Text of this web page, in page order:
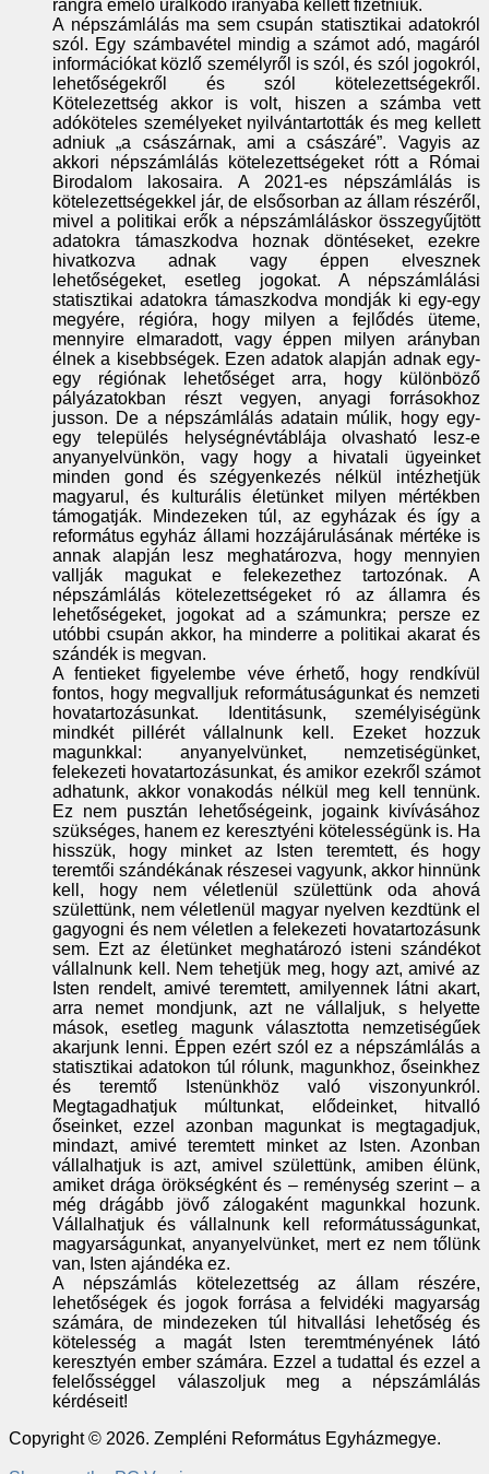
rangra emelő uralkodó irányába kellett fizetniük.
A népszámlálás ma sem csupán statisztikai adatokról
szól. Egy számbavétel mindig a számot adó, magáról
információkat közlő személyről is szól, és szól jogokról,
lehetőségekről és szól kötelezettségekről.
Kötelezettség akkor is volt, hiszen a számba vett
adóköteles személyeket nyilvántartották és meg kellett
adniuk „a császárnak, ami a császáré”. Vagyis az
akkori népszámlálás kötelezettségeket rótt a Római
Birodalom lakosaira. A 2021-es népszámlálás is
kötelezettségekkel jár, de elsősorban az állam részéről,
mivel a politikai erők a népszámláláskor összegyűjtött
adatokra támaszkodva hoznak döntéseket, ezekre
hivatkozva adnak vagy éppen elvesznek
lehetőségeket, esetleg jogokat. A népszámlálási
statisztikai adatokra támaszkodva mondják ki egy-egy
megyére, régióra, hogy milyen a fejlődés üteme,
mennyire elmaradott, vagy éppen milyen arányban
élnek a kisebbségek. Ezen adatok alapján adnak egy-
egy régiónak lehetőséget arra, hogy különböző
pályázatokban részt vegyen, anyagi forrásokhoz
jusson. De a népszámlálás adatain múlik, hogy egy-
egy település helységnévtáblája olvasható lesz-e
anyanyelvünkön, vagy hogy a hivatali ügyeinket
minden gond és szégyenkezés nélkül intézhetjük
magyarul, és kulturális életünket milyen mértékben
támogatják. Mindezeken túl, az egyházak és így a
református egyház állami hozzájárulásának mértéke is
annak alapján lesz meghatározva, hogy mennyien
vallják magukat e felekezethez tartozónak. A
népszámlálás kötelezettségeket ró az államra és
lehetőségeket, jogokat ad a számunkra; persze ez
utóbbi csupán akkor, ha minderre a politikai akarat és
szándék is megvan.
A fentieket figyelembe véve érhető, hogy rendkívül
fontos, hogy megvalljuk reformátuságunkat és nemzeti
hovatartozásunkat. Identitásunk, személyiségünk
mindkét pillérét vállalnunk kell. Ezeket hozzuk
magunkkal: anyanyelvünket, nemzetiségünket,
felekezeti hovatartozásunkat, és amikor ezekről számot
adhatunk, akkor vonakodás nélkül meg kell tennünk.
Ez nem pusztán lehetőségeink, jogaink kivívásához
szükséges, hanem ez keresztyéni kötelességünk is. Ha
hisszük, hogy minket az Isten teremtett, és hogy
teremtői szándékának részesei vagyunk, akkor hinnünk
kell, hogy nem véletlenül születtünk oda ahová
születtünk, nem véletlenül magyar nyelven kezdtünk el
gagyogni és nem véletlen a felekezeti hovatartozásunk
sem. Ezt az életünket meghatározó isteni szándékot
vállalnunk kell. Nem tehetjük meg, hogy azt, amivé az
Isten rendelt, amivé teremtett, amilyennek látni akart,
arra nemet mondjunk, azt ne vállaljuk, s helyette
mások, esetleg magunk választotta nemzetiségűek
akarjunk lenni. Éppen ezért szól ez a népszámlálás a
statisztikai adatokon túl rólunk, magunkhoz, őseinkhez
és teremtő Istenünkhöz való viszonyunkról.
Megtagadhatjuk múltunkat, elődeinket, hitvalló
őseinket, ezzel azonban magunkat is megtagadjuk,
mindazt, amivé teremtett minket az Isten. Azonban
vállalhatjuk is azt, amivel születtünk, amiben élünk,
amiket drága örökségként és – reménység szerint – a
még drágább jövő zálogaként magunkkal hozunk.
Vállalhatjuk és vállalnunk kell reformátusságunkat,
magyarságunkat, anyanyelvünket, mert ez nem tőlünk
van, Isten ajándéka ez.
A népszámlás kötelezettség az állam részére,
lehetőségek és jogok forrása a felvidéki magyarság
számára, de mindezeken túl hitvallási lehetőség és
kötelesség a magát Isten teremtményének látó
keresztyén ember számára. Ezzel a tudattal és ezzel a
felelősséggel válaszoljuk meg a népszámlálás
kérdéseit!
Copyright © 2026. Zempléni Református Egyházmegye.